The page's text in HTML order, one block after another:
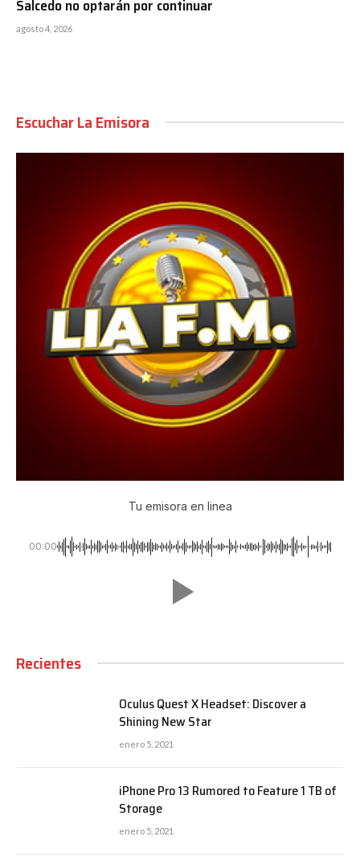
Salcedo no optarán por continuar
agosto 4, 2026
Escuchar La Emisora
Tu emisora en linea
00:00
Recientes
Oculus Quest X Headset: Discover a
Shining New Star
enero 5, 2021
iPhone Pro 13 Rumored to Feature 1 TB of
Storage
enero 5, 2021